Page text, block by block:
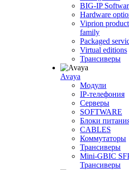
BIG-IP
Hardware
Viprion product
family
Packaged
Virtual editions
Трансиверы
Avaya
Модули
IP-телефония
Серверы
SOFTWARE
Блоки
CABLES
Коммутаторы
Трансиверы
Mini-GBIC
Трансиверы